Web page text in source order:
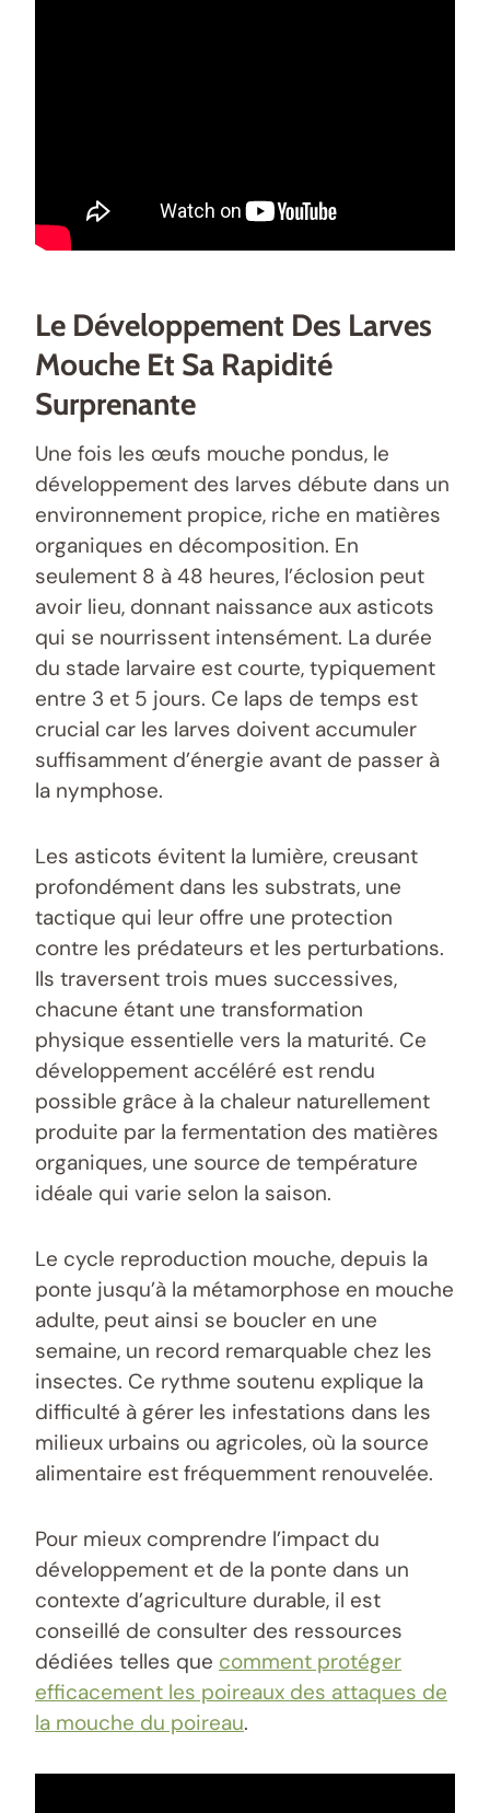
Le Développement Des Larves
Mouche Et Sa Rapidité
Surprenante
Une fois les œufs mouche pondus, le
développement des larves débute dans un
environnement propice, riche en matières
organiques en décomposition. En
seulement 8 à 48 heures, l’éclosion peut
avoir lieu, donnant naissance aux asticots
qui se nourrissent intensément. La durée
du stade larvaire est courte, typiquement
entre 3 et 5 jours. Ce laps de temps est
crucial car les larves doivent accumuler
suffisamment d’énergie avant de passer à
la nymphose.
Les asticots évitent la lumière, creusant
profondément dans les substrats, une
tactique qui leur offre une protection
contre les prédateurs et les perturbations.
Ils traversent trois mues successives,
chacune étant une transformation
physique essentielle vers la maturité. Ce
développement accéléré est rendu
possible grâce à la chaleur naturellement
produite par la fermentation des matières
organiques, une source de température
idéale qui varie selon la saison.
Le cycle reproduction mouche, depuis la
ponte jusqu’à la métamorphose en mouche
adulte, peut ainsi se boucler en une
semaine, un record remarquable chez les
insectes. Ce rythme soutenu explique la
difficulté à gérer les infestations dans les
milieux urbains ou agricoles, où la source
alimentaire est fréquemment renouvelée.
Pour mieux comprendre l’impact du
développement et de la ponte dans un
contexte d’agriculture durable, il est
conseillé de consulter des ressources
dédiées telles que comment protéger
efficacement les poireaux des attaques de
la mouche du poireau.